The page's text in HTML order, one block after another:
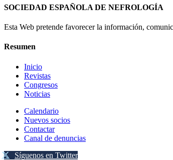
SOCIEDAD ESPAÑOLA DE NEFROLOGÍA
Esta Web pretende favorecer la información,
Resumen
Inicio
Revistas
Congresos
Noticias
Calendario
Nuevos socios
Contactar
Canal de denuncias
Síguenos en Twitter